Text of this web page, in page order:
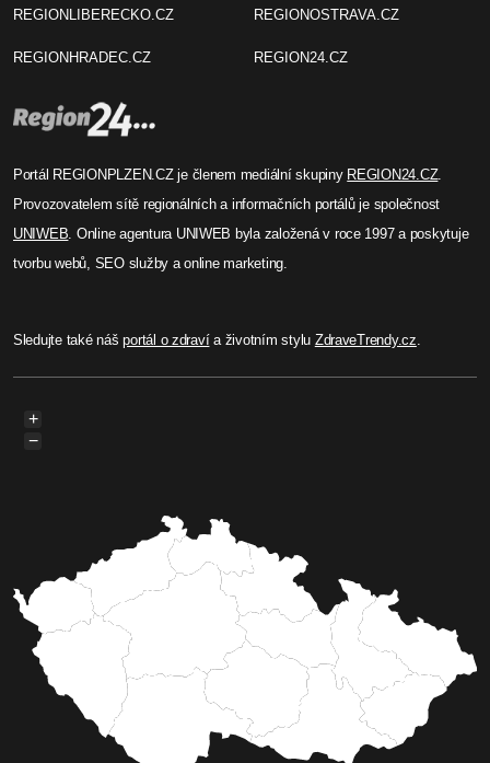
REGIONLIBERECKO.CZ
REGIONHRADEC.CZ
REGIONOSTRAVA.CZ
REGION24.CZ
Portál REGIONPLZEN.CZ je členem mediální skupiny REGION24.CZ.
Provozovatelem sítě regionálních a informačních portálů je společnost
UNIWEB. Online agentura UNIWEB byla založená v roce 1997 a poskytuje
tvorbu webů, SEO služby a online marketing.
Sledujte také nášportál o zdravía životním stylu ZdraveTrendy.cz.
+
−